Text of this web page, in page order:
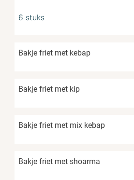
6 stuks
Bakje friet met kebap
Bakje friet met kip
Bakje friet met mix kebap
Bakje friet met shoarma